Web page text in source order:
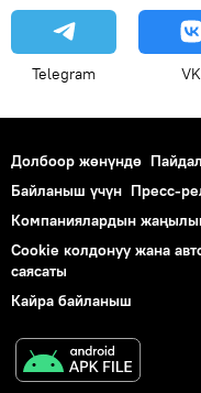
Telegram VK
Долбоор жөнүндө
Байланыш үчүн Пресс-
Компаниялардын
Cookie колдонуу жана
саясаты
Кайра байланыш